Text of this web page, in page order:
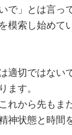
で」とは言っ
模索し始めて
適切ではない
ます。
れから先もま
神状態と時間